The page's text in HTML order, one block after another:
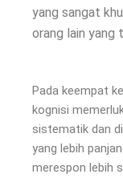
yang sangat
orang lain yang
Pada keempat
kognisi
sistematik dan
yang lebih
merespon lebih